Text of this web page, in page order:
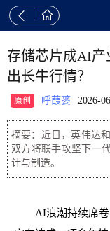
 
存储芯片成AI产
出长牛行情？
原创 呼葭蒌 2026-
摘要：近日，英伟达
双方将联手攻坚下一
计与制造。
AI浪潮持续席